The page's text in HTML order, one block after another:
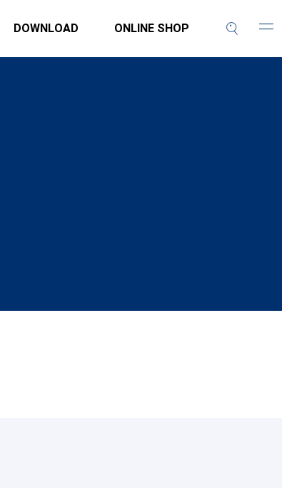
DOWNLOAD ONLINE SHOP